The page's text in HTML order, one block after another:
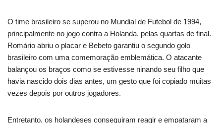
O time brasileiro se superou no Mundial de Futebol de 1994,
principalmente no jogo contra a Holanda, pelas quartas de final.
Romário abriu o placar e Bebeto garantiu o segundo golo
brasileiro com uma comemoração emblemática. O atacante
balançou os braços como se estivesse ninando seu filho que
havia nascido dois dias antes, um gesto que foi copiado muitas
vezes depois por outros jogadores.
Entretanto, os holandeses conseguiram reagir e empataram a